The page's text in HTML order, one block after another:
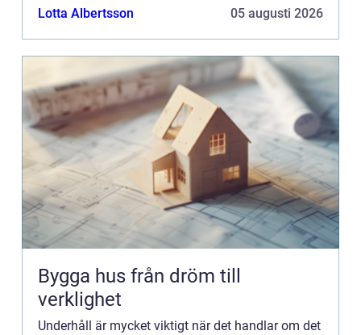
behålla ett högt marknadsvärde. Det är både
Lotta Albertsson 05 augusti 2026
Bygga hus från dröm till
verklighet
Underhåll är mycket viktigt när det handlar om det